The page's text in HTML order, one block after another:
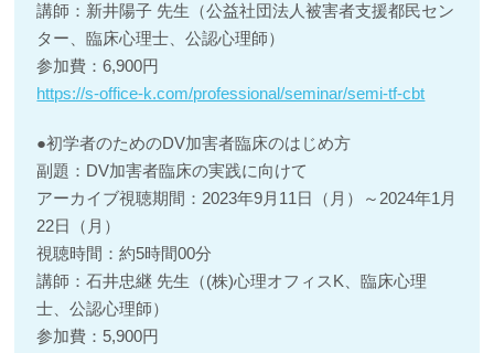
講師：新井陽子 先生（公益社団法人被害者支援都民セン
ター、臨床心理士、公認心理師）
参加費：6,900円
https://s-office-k.com/professional/seminar/semi-tf-cbt
●初学者のためのDV加害者臨床のはじめ方
副題：DV加害者臨床の実践に向けて
アーカイブ視聴期間：2023年9月11日（月）～2024年1月
22日（月）
視聴時間：約5時間00分
講師：石井忠継 先生（(株)心理オフィスK、臨床心理
士、公認心理師）
参加費：5,900円